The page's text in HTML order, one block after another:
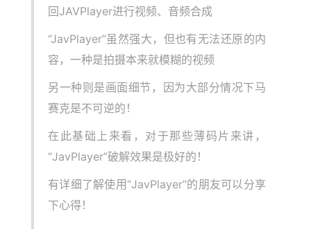
回JAVPlayer进行视频、音频合成
“JavPlayer”虽然强大，但也有无法还原的内
容，一种是拍摄本来就模糊的视频
另一种则是画面细节，因为大部分情况下马
赛克是不可逆的！
在此基础上来看，对于那些薄码片来讲，
“JavPlayer”破解效果是极好的！
有详细了解使用“JavPlayer”的朋友可以分享
下心得！